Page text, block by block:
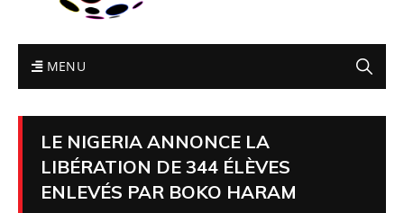
MENU
LE NIGERIA ANNONCE LA
LIBÉRATION DE 344 ÉLÈVES
ENLEVÉS PAR BOKO HARAM